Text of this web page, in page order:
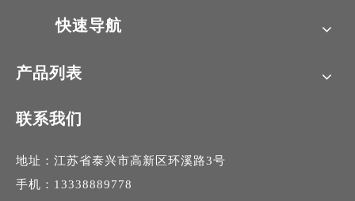
快速导航
产品列表
联系我们
地址：江苏省泰兴市高新区环溪路3号
手机：13338889778